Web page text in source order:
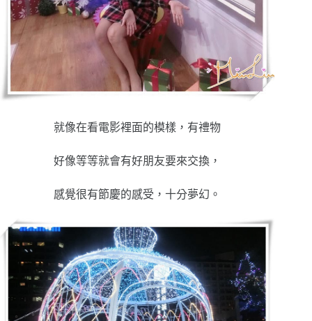
就像在看電影裡面的模樣，有禮物
好像等等就會有好朋友要來交換，
感覺很有節慶的感受，十分夢幻。